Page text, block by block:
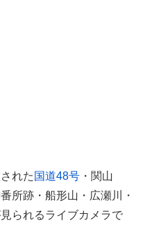
れた 国道48号 ・関山
所跡・船形山・広瀬川・
られるライブカメラで